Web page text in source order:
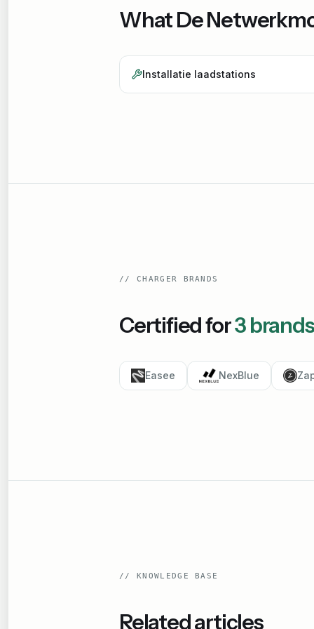
WhatDe
Installatie laadstations
// CHARGER BRANDS
Certified for3brands
Easee NexBlue
// KNOWLEDGE BASE
Related articles